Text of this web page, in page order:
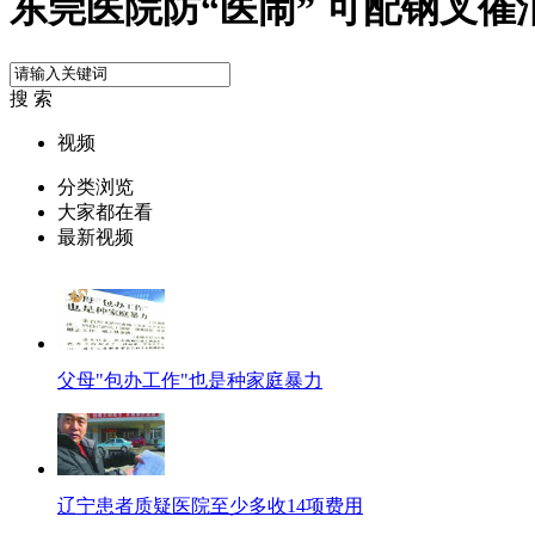
东莞医院防“医闹” 可配钢叉催
搜 索
视频
分类浏览
大家都在看
最新视频
父母"包办工作"也是种家庭暴力
辽宁患者质疑医院至少多收14项费用